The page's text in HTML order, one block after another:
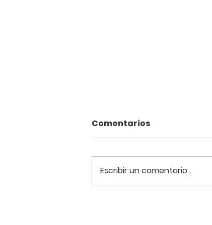
Comentarios
Escribir un comentario...